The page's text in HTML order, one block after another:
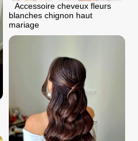
Accessoire cheveux fleurs
blanches chignon haut
mariage